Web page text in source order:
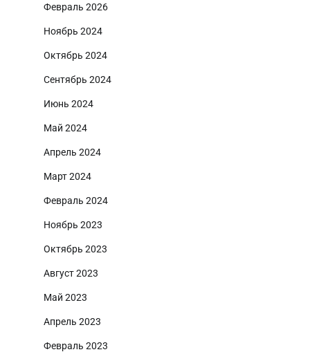
Февраль 2026
Ноябрь 2024
Октябрь 2024
Сентябрь 2024
Июнь 2024
Май 2024
Апрель 2024
Март 2024
Февраль 2024
Ноябрь 2023
Октябрь 2023
Август 2023
Май 2023
Апрель 2023
Февраль 2023